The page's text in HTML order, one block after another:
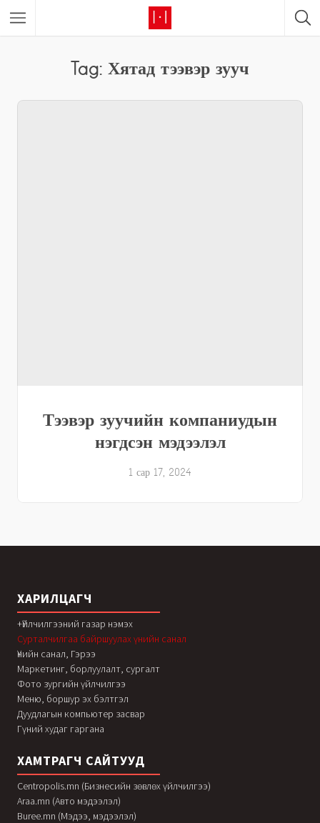
Tag: Хятад тээвэр зууч
Тээвэр зуучийн компаниудын
нэгдсэн мэдээлэл
1 сар 17, 2024
ХАРИЛЦАГЧ
+Үйлчилгээний газар нэмэх
Сурталчилгаа байршуулах үнийн санал
Үнийн санал, Гэрээ
Маркетинг, борлуулалт, сургалт
Фото зургийн үйлчилгээ
Меню, боршур эх бэлтгэл
Дуудлагын компьютер засвар
Гүний худаг гаргана
ХАМТРАГЧ САЙТУУД
Centropolis.mn (Бизнесийн зөвлөх үйлчилгээ)
Araa.mn (Авто мэдээлэл)
Buree.mn (Мэдээ, мэдээлэл)